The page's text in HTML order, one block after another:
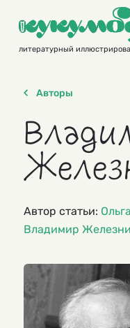
contentлитературный
Авторы
Автор статьи:
Владимир